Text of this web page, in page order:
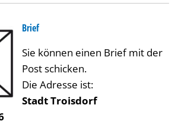
Brief
Sie können einen Brief mit der
Post schicken.
Die Adresse ist:
Stadt Troisdorf